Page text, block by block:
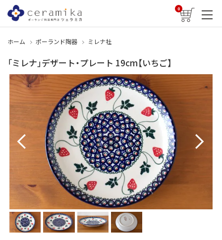
0
ホーム ポーランド陶器 ミレナ社
「ミレナ」デザート・プレート 19cm【いちご】